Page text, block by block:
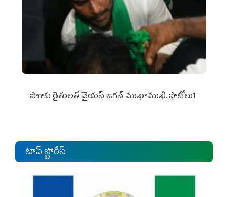
పొగాకు రైతుల‌తో వైయ‌స్ జ‌గ‌న్ ముఖాముఖి..ఫొటోలు1
టాప్ స్టోరీస్